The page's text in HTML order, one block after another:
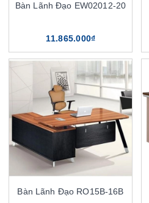
Bàn Lãnh Đạo EW02012-20
11.865.000₫
Bàn Lãnh Đạo RO15B-16B